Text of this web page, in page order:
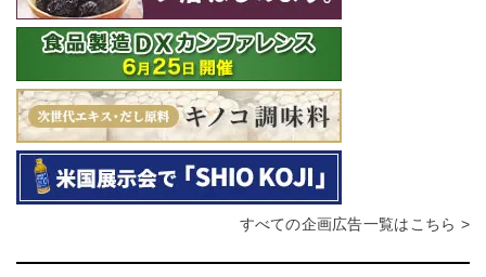
すべての企画広告一覧はこちら >